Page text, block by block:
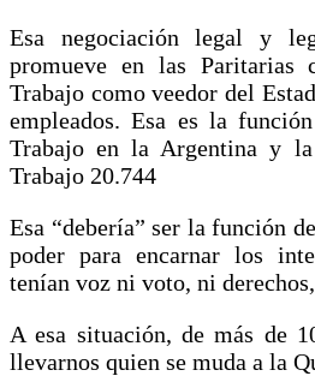
Esa negociación legal y
promueve en las Paritarias
Trabajo como veedor del
empleados. Esa es la
Trabajo en la Argentina y
Trabajo 20.744
Esa “debería” ser la función
poder para encarnar los
tenían voz ni voto, ni
A esa situación, de más de
llevarnos quien se muda a la